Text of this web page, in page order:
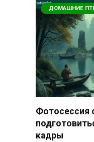
ДОМАШНИЕ
Фотосессия
кадры